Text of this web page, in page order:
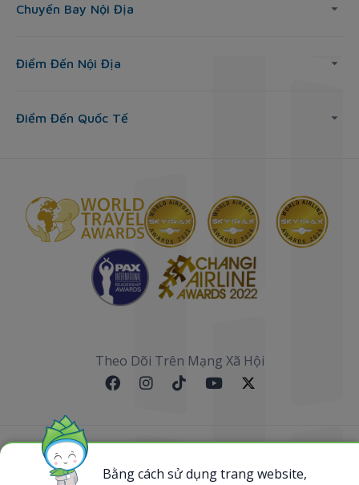
Chuyến Bay Nội Địa
Điểm Đến Nội Địa
Điểm Đến Quốc Tế
Theo Dõi Trên Mạng Xã Hội
Sơ đồ website
Bằng cách sử dụng trang website,